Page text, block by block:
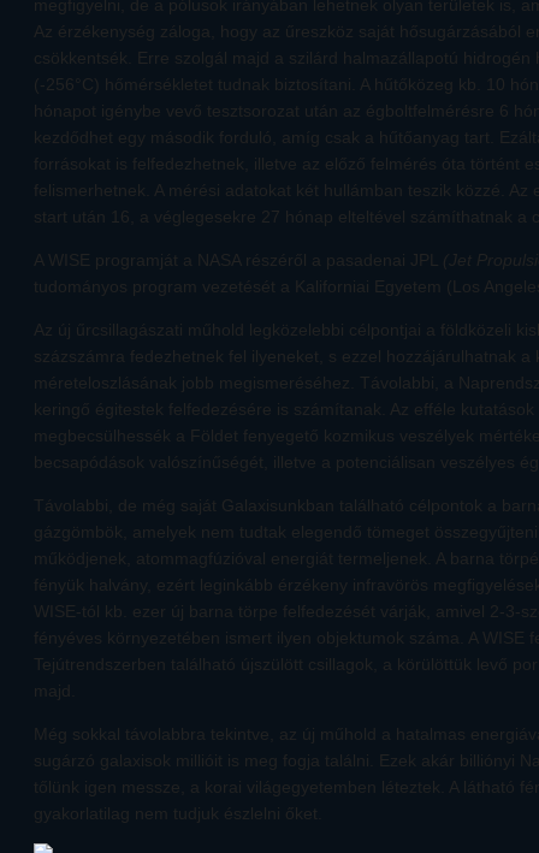
megfigyelni, de a pólusok irányában lehetnek olyan területek is,
Az érzékenység záloga, hogy az űreszköz saját hősugárzásából
csökkentsék. Erre szolgál majd a szilárd halmazállapotú hidrogén
(-256°C) hőmérsékletet tudnak biztosítani. A hűtőközeg kb. 10
hónapot igénybe vevő tesztsorozat után az égboltfelmérésre 6
kezdődhet egy második forduló, amíg csak a hűtőanyag tart.
forrásokat is felfedezhetnek, illetve az előző felmérés óta történt
felismerhetnek. A mérési adatokat két hullámban teszik közzé. Az
start után 16, a véglegesekre 27 hónap elteltével számíthatnak a
A WISE programját a NASA részéről a pasadenai JPL (Jet
tudományos program vezetését a Kaliforniai Egyetem (Los
Az új űrcsillagászati műhold legközelebbi célpontjai a földközeli
százszámra fedezhetnek fel ilyeneket, s ezzel hozzájárulhatnak a
méreteloszlásának jobb megismeréséhez. Távolabbi, a
keringő égitestek felfedezésére is számítanak. Az efféle
megbecsülhessék a Földet fenyegető kozmikus veszélyek
becsapódások valószínűségét, illetve a potenciálisan veszélyes
Távolabbi, de még saját Galaxisunkban található célpontok a
gázgömbök, amelyek nem tudtak elegendő tömeget
működjenek, atommagfúzióval energiát termeljenek. A barna
fényük halvány, ezért leginkább érzékeny infravörös
WISE-tól kb. ezer új barna törpe felfedezését várják, amivel 2-3-
fényéves környezetében ismert ilyen objektumok száma. A WISE
Tejútrendszerben található újszülött csillagok, a körülöttük levő
majd.
Még sokkal távolabbra tekintve, az új műhold a hatalmas
sugárzó galaxisok millióit is meg fogja találni. Ezek akár billiónyi
tőlünk igen messze, a korai világegyetemben léteztek. A látható
gyakorlatilag nem tudjuk észlelni őket.